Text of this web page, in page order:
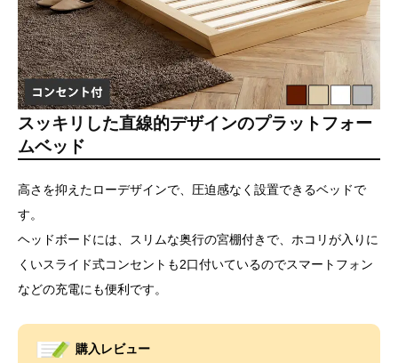
スッキリした直線的デザインのプラットフォー
ムベッド
高さを抑えたローデザインで、圧迫感なく設置できるベッドで
す。
ヘッドボードには、スリムな奥行の宮棚付きで、ホコリが入りに
くいスライド式コンセントも2口付いているのでスマートフォン
などの充電にも便利です。
購入レビュー